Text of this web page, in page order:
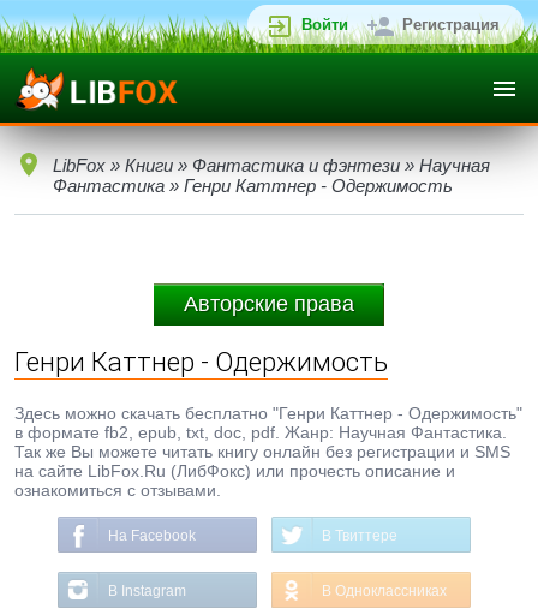
Войти Регистрация
LibFox » Книги » Фантастика и фэнтези » Научная
Фантастика » Генри Каттнер - Одержимость
Авторские права
Генри Каттнер - Одержимость
Здесь можно скачать бесплатно "Генри Каттнер - Одержимость"
в формате fb2, epub, txt, doc, pdf. Жанр: Научная Фантастика.
Так же Вы можете читать книгу онлайн без регистрации и SMS
на сайте LibFox.Ru (ЛибФокс) или прочесть описание и
ознакомиться с отзывами.
На Facebook В Твиттере
В Instagram В Одноклассниках